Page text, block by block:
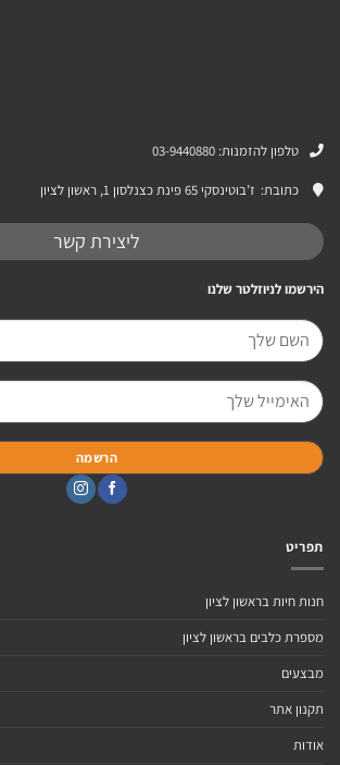
טלפון להזמנות: 03-9440880
כתובת: ז’בוטינסקי 65 פינת כצנלסון 1, ראשון לציון
ליצירת קשר
הירשמו לניוזלטר שלנו
תפריט
חנות חיות בראשון לציון
מספרת כלבים בראשון לציון
מבצעים
תקנון אתר
אודות